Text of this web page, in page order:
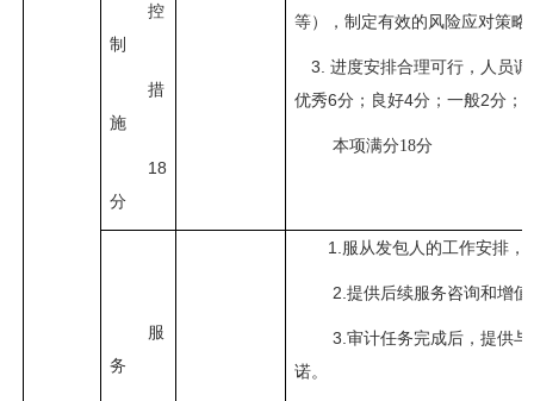
控
制
措
施
18
分
等），制定有效的风险应对策
3. 进度安排合理可行，人员
优秀6分；良好4分；一般2分；
本项满分18分
服
务
1.服从发包人的工作安排，
2.提供后续服务咨询和增
3.审计任务完成后，提供
诺。